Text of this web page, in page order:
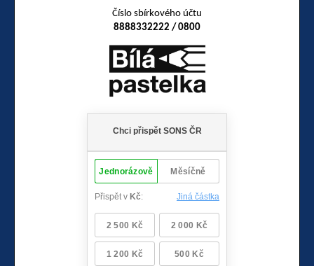
Číslo sbírkového účtu
8888332222 / 0800